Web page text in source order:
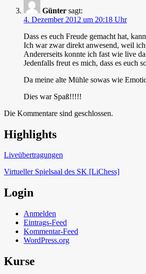
Günter sagt:
4. Dezember 2012 um 20:18 Uhr
Dass es euch Freude gemacht hat,
Ich war zwar direkt anwesend, weil
Andererseits konnte ich fast wie live
Jedenfalls freut es mich, dass es euch
Da meine alte Mühle sowas wie
Dies war Spaß!!!!!
Die Kommentare sind geschlossen.
Schach in Lauffen
Highlights
Liveübertragungen
Virtueller Spielsaal des SK [LiChess]
Login
Anmelden
Eintrags-Feed
Kommentar-Feed
WordPress.org
Kurse